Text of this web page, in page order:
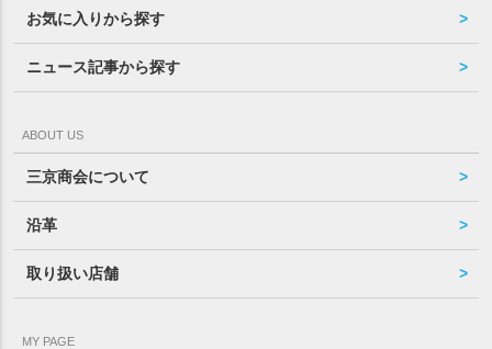
お気に入りから探す
ニュース記事から探す
ABOUT US
三京商会について
沿革
取り扱い店舗
MY PAGE